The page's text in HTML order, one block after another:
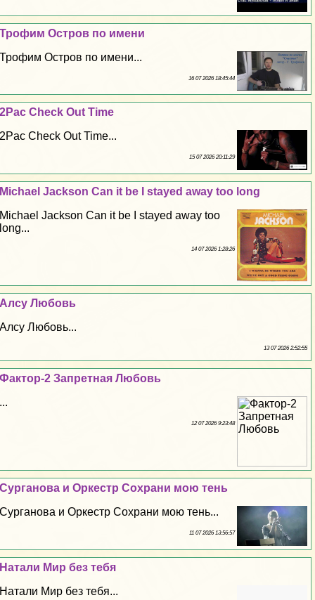
Трофим Остров по имени
Трофим Остров по имени...
16 07 2026 18:45:44
2Pac Check Out Time
2Pac Check Out Time...
15 07 2026 20:11:29
Michael Jackson Can it be I stayed away too long
Michael Jackson Can it be I stayed away too
long...
14 07 2026 1:28:26
Алсу Любовь
Алсу Любовь...
13 07 2026 2:52:55
Фактор-2 Запретная Любовь
...
12 07 2026 9:23:48
Сурганова и Оркестр Сохрани мою тень
Сурганова и Оркестр Сохрани мою тень...
11 07 2026 13:56:57
Натали Мир без тебя
Натали Мир без тебя...